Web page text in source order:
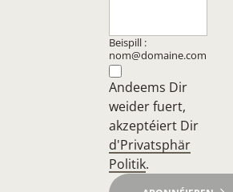
Beispill :
nom@domaine.com
Andeems Dir
weider fuert,
akzeptéiert Dir
d'Privatsphär
Politik.